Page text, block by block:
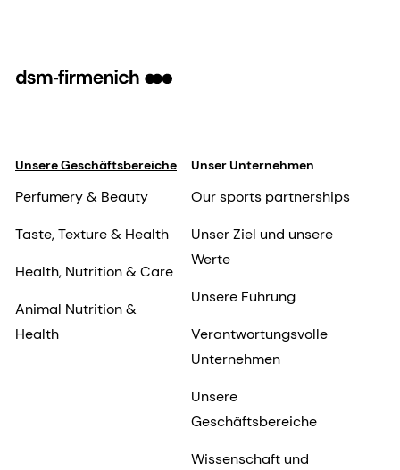
Unsere Geschäftsbereiche
Perfumery & Beauty
Taste, Texture & Health
Health, Nutrition & Care
Animal Nutrition &
Health
Unser Unternehmen
Our sports partnerships
Unser Ziel und unsere
Werte
Unsere Führung
Verantwortungsvolle
Unternehmen
Unsere
Geschäftsbereiche
Wissenschaft und